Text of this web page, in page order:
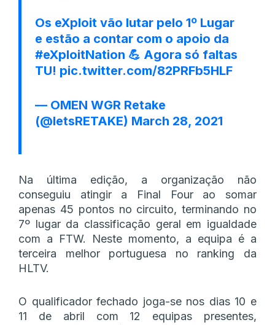
Os eXploit vão lutar pelo 1º Lugar
e estão a contar com o apoio da
#eXploitNation 💪 Agora só faltas
TU! pic.twitter.com/82PRFb5HLF
— OMEN WGR Retake
(@letsRETAKE) March 28, 2021
Na última edição, a organização não
conseguiu atingir a Final Four ao somar
apenas 45 pontos no circuito, terminando no
7º lugar da classificação geral em igualdade
com a FTW. Neste momento, a equipa é a
terceira melhor portuguesa no ranking da
HLTV.
O qualificador fechado joga-se nos dias 10 e
11 de abril com 12 equipas presentes,